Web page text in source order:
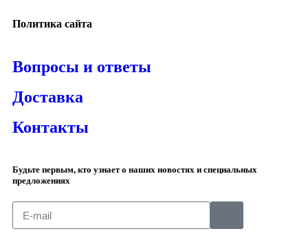
Политика сайта
Вопросы и ответы
Доставка
Контакты
Будьте первым, кто узнает о наших новостях и специальных
предложениях